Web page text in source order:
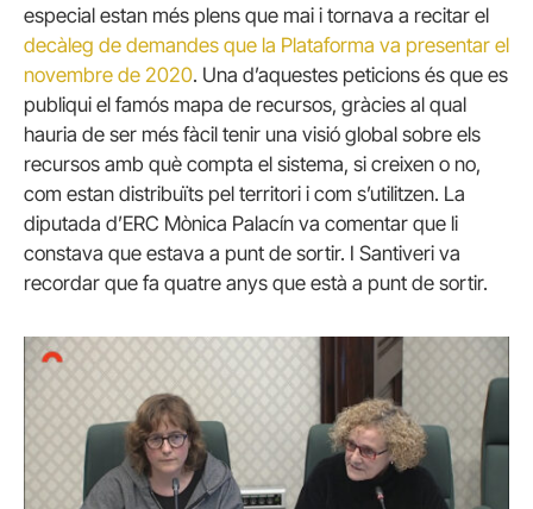
especial estan més plens que mai i tornava a recitar el
decàleg de demandes que la Plataforma va presentar el
novembre de 2020. Una d’aquestes peticions és que es
publiqui el famós mapa de recursos, gràcies al qual
hauria de ser més fàcil tenir una visió global sobre els
recursos amb què compta el sistema, si creixen o no,
com estan distribuïts pel territori i com s’utilitzen. La
diputada d’ERC Mònica Palacín va comentar que li
constava que estava a punt de sortir. I Santiveri va
recordar que fa quatre anys que està a punt de sortir.